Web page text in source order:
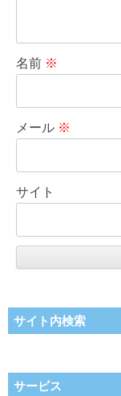
名前 ※
メール ※
サイト
サイト内検索
サービス